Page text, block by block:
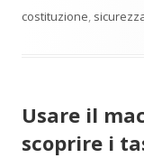
costituzione,
Usare il
scoprire i